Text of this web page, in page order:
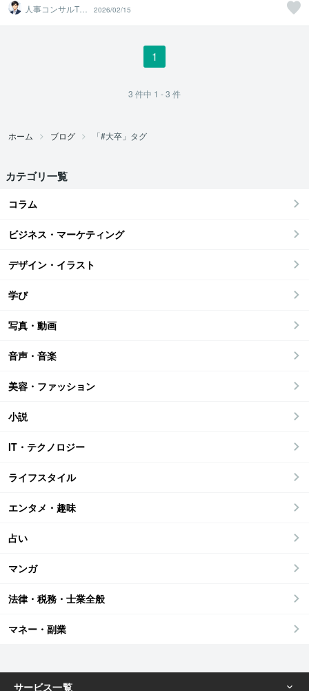
人事コンサルTak
a
2026/02/15
1
3 件中 1 - 3 件
ホーム ブログ 「#大卒」タグ
カテゴリ一覧
コラム
ビジネス・マーケティング
デザイン・イラスト
学び
写真・動画
音声・音楽
美容・ファッション
小説
IT・テクノロジー
ライフスタイル
エンタメ・趣味
占い
マンガ
法律・税務・士業全般
マネー・副業